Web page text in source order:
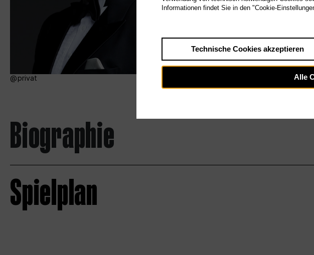
privat
Biographie
Spielplan
Informationen findet Sie in den "Cookie-
Technische Cookies akzeptieren
Alle